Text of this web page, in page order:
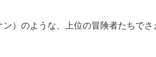
）のような、上位の冒険者たちで